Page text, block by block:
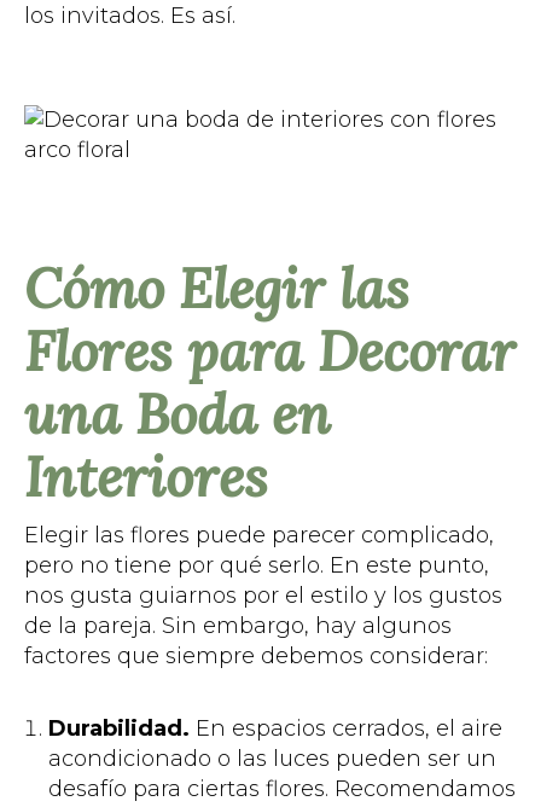
los invitados. Es así.
Cómo Elegir las
Flores para Decorar
una Boda en
Interiores
Elegir las flores puede parecer complicado,
pero no tiene por qué serlo. En este punto,
nos gusta guiarnos por el estilo y los gustos
de la pareja. Sin embargo, hay algunos
factores que siempre debemos considerar:
Durabilidad. En espacios cerrados, el aire
acondicionado o las luces pueden ser un
desafío para ciertas flores. Recomendamos